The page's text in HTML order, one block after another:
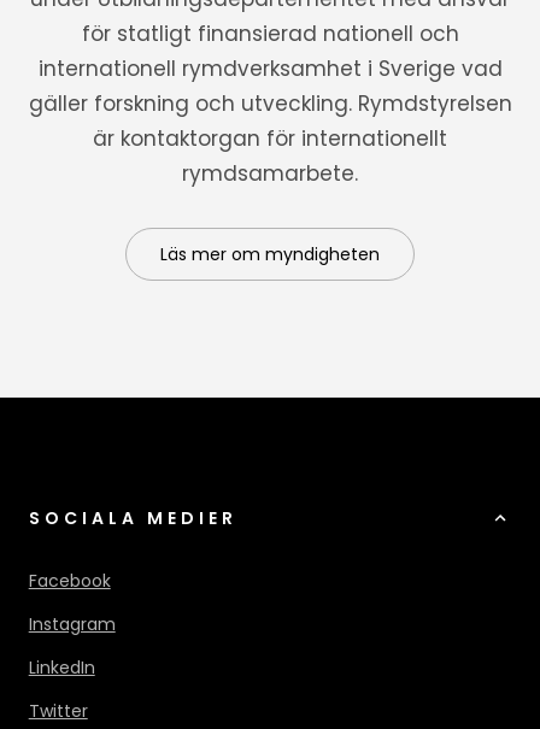
för statligt finansierad nationell och
internationell rymdverksamhet i Sverige vad
gäller forskning och utveckling. Rymdstyrelsen
är kontaktorgan för internationellt
rymdsamarbete.
Läs mer om myndigheten
SOCIALA MEDIER
Facebook
Instagram
LinkedIn
Twitter